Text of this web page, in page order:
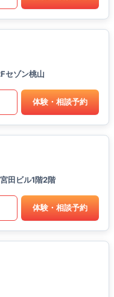
セゾン桃山
体験・相談予約
田ビル1階2階
体験・相談予約